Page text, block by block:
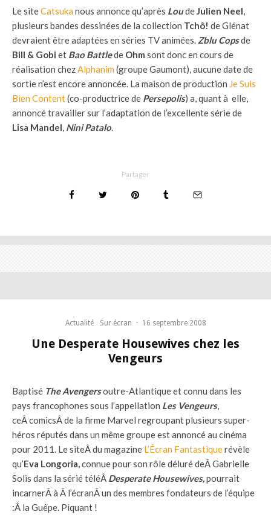
Le siteCatsuka nous annonce qu’après LoudeJulien Neel,
plusieurs bandes dessinées de la collection Tchô! de Glénat
devraient être adaptées en séries TV animées. Zblu Copsde
Bill & Gobi et Bao Battlede Ohm sont donc en cours de
réalisation chezAlphanim (groupe Gaumont), aucune date de
sortie n’est encore annoncée. La maison de production Je Suis
Bien Content(co-productrice de Persepolis) a, quant à elle,
annoncé travailler sur l’adaptation de l’excellente série de
Lisa Mandel, Nini Patalo.
Partager
Actualité Sur écran · 16 septembre 2008
Une Desperate Housewives chez les
Vengeurs
Baptisé The Avengersoutre-Atlantique et connu dans les
pays francophones sous l’appellation Les Vengeurs,
ceÂ comicsÂ de la firme Marvel regroupant plusieurs super-
héros réputés dans un même groupe est annoncé au cinéma
pour 2011. Le siteÂ du magazine L’Écran Fantastiquerévèle
qu’Eva Longoria,connue pour son rôle déluré deÂ Gabrielle
Solis dans la sérié téléÂ Desperate Housewives,pourrait
incarnerÂ à Â l’écranÂ un des membres fondateurs de l’équipe
:Â la Guêpe. Piquant !